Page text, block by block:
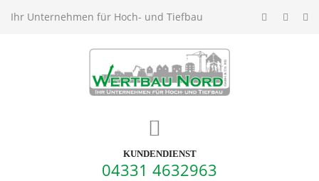
Ihr Unternehmen für Hoch- und Tiefbau
KUNDENDIENST
04331 4632963